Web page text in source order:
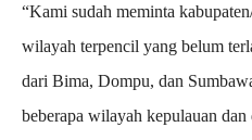
“Kami sudah meminta
wilayah terpencil yang belum
dari Bima, Dompu, dan
beberapa wilayah kepulauan